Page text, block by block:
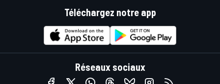
Téléchargez notre app
Réseaux sociaux